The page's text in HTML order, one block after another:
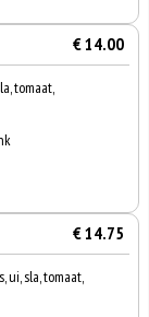
€ 14.00
tomaat,
€ 14.75
sla, tomaat,